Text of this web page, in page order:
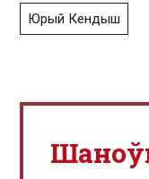
Юрый Кендыш